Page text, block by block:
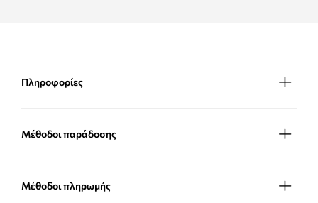
Πληροφορίες
Μέθοδοι παράδοσης
Μέθοδοι πληρωμής